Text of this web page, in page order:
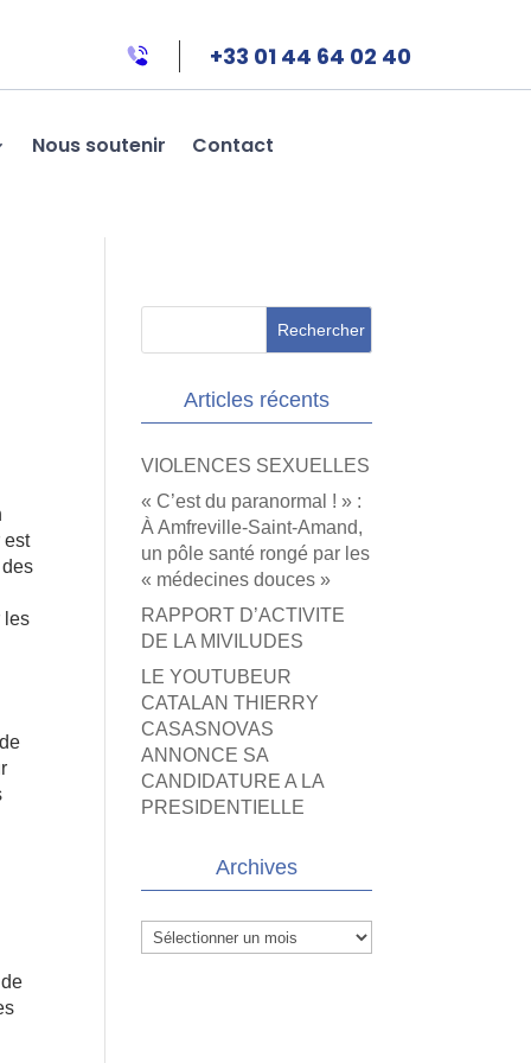
+33 01 44 64 02 40
Nous soutenir Contact
est
les
Articles récents
VIOLENCES SEXUELLES
« C’est du paranormal ! » :
À Amfreville-Saint-Amand,
un pôle santé rongé par les
« médecines douces »
RAPPORT D’ACTIVITE
DE LA MIVILUDES
LE YOUTUBEUR
CATALAN THIERRY
CASASNOVAS
ANNONCE SA
CANDIDATURE A LA
PRESIDENTIELLE
Archives
Archives